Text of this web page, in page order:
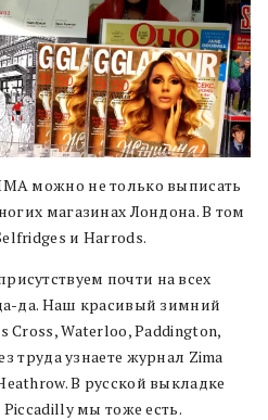
можно не только выписать
магазинах Лондона. В том
и Harrods.
почти на всех
да. Наш красивый зимний
Cross, Waterloo, Paddington,
труда узнаете журнал Zima
В русской выкладке
мы тоже есть.